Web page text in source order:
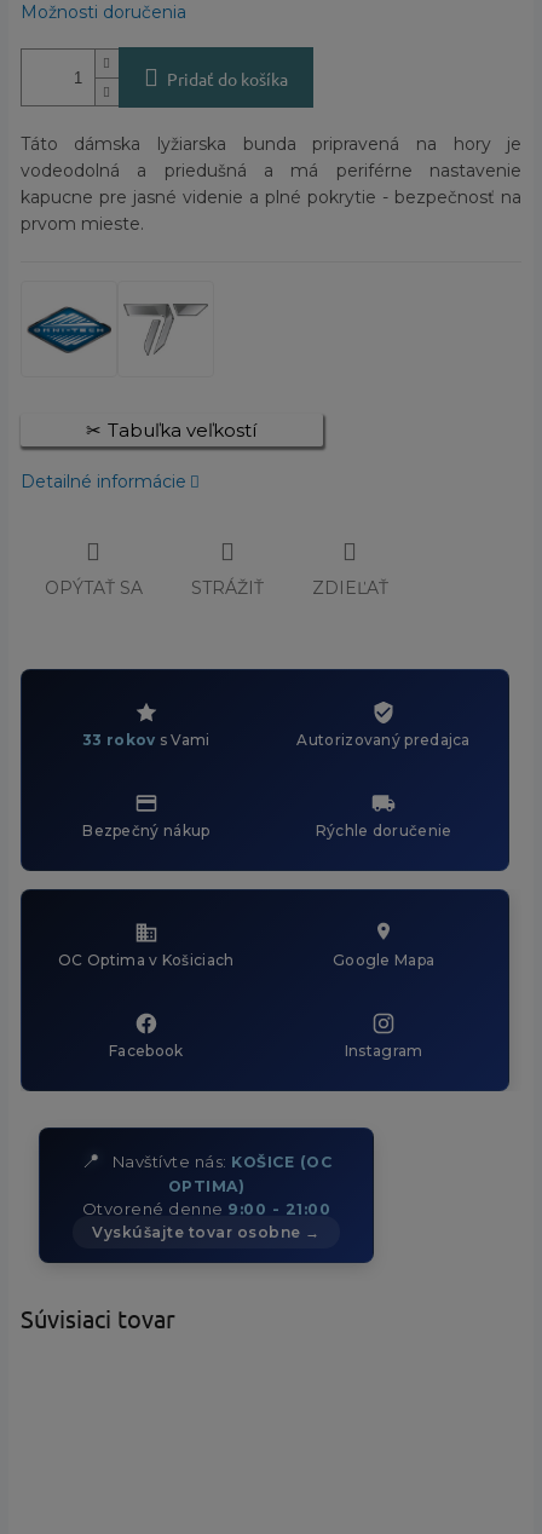
Možnosti doručenia
Pridať do košíka
Táto dámska lyžiarska bunda pripravená na hory je
vodeodolná a priedušná a má periférne nastavenie
kapucne pre jasné videnie a plné pokrytie - bezpečnosť na
prvom mieste.
Tabuľka veľkostí
Detailné informácie
OPÝTAŤ SA STRÁŽIŤ ZDIEĽAŤ
33 rokov s Vami Autorizovaný predajca
Bezpečný nákup Rýchle doručenie
OC Optima v Košiciach Google Mapa
Facebook Instagram
📍 Navštívte nás: KOŠICE (OC
OPTIMA)
Otvorené denne 9:00 - 21:00
Vyskúšajte tovar osobne →
Súvisiaci tovar